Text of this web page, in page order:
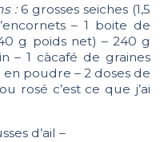
:6 grosses seiches (1,5
– 1 boite de
g poids net) – 240 g
– 1 càcafé de graines
poudre – 2 doses de
rosé c’est ce que j’ai
d’ail –